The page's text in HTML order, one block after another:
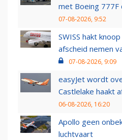
met Boeing 777F
07-08-2026, 9:52
SWISS hakt
afscheid nemen
07-08-2026, 9:09
easyJet wordt
Castlelake haakt
06-08-2026, 16:20
Apollo geen
luchtvaart